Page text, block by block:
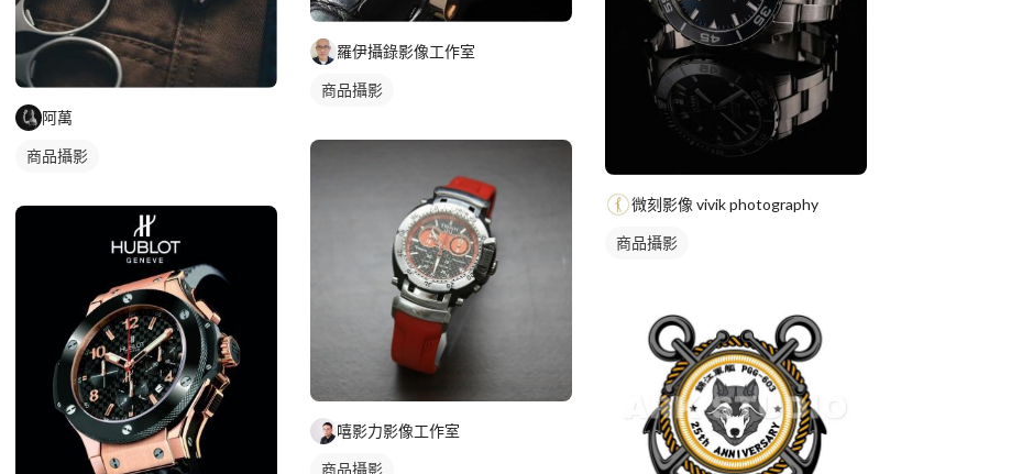
阿萬
商品攝影
羅伊攝錄影像工作室
商品攝影
嘻影力影像工作室
商品攝影
微刻影像 vivik photography
商品攝影